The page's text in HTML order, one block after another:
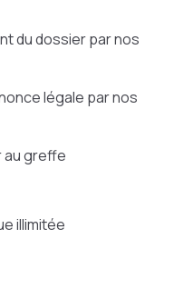
du dossier par nos
légale par nos
au greffe
illimitée